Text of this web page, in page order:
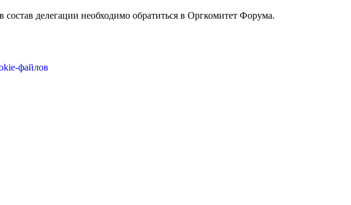
делегации необходимо обратиться в Оргкомитет Форума.
файлов